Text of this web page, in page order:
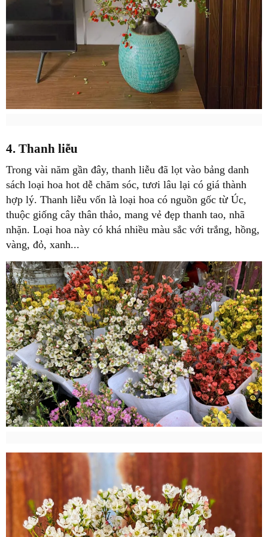
4. Thanh liễu
Trong vài năm gần đây, thanh liễu đã lọt vào bảng danh
sách loại hoa hot dễ chăm sóc, tươi lâu lại có giá thành
hợp lý. Thanh liễu vốn là loại hoa có nguồn gốc từ Úc,
thuộc giống cây thân thảo, mang vẻ đẹp thanh tao, nhã
nhặn. Loại hoa này có khá nhiều màu sắc với trắng, hồng,
vàng, đỏ, xanh...